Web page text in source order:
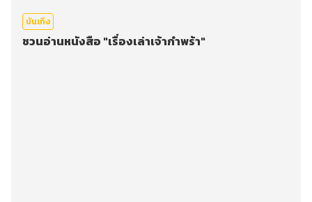
บันเทิง
ชวนอ่านหนังสือ "เรื่องเล่าเจ้ากำพร้า"